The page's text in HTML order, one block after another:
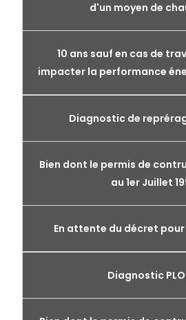
d'un moyen de
10 ans sauf en cas de
impacter la performance
Diagnostic de
Bien dont le permis de
au 1er Juillet
En attente du décret
Diagnostic